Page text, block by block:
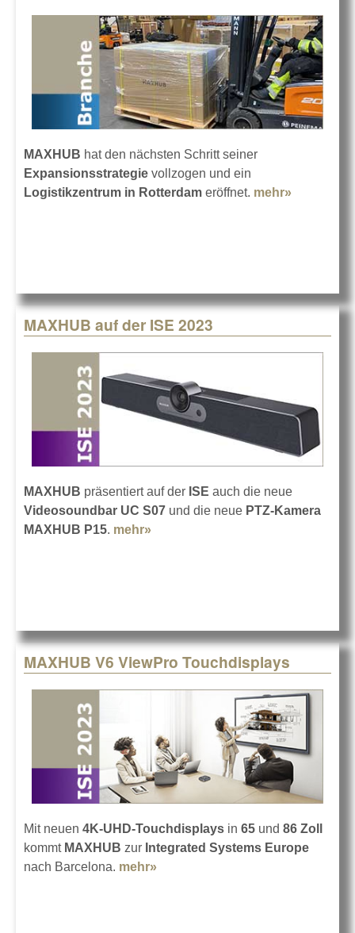
MAXHUB hat den nächsten Schritt seiner
Expansionsstrategie vollzogen und ein
Logistikzentrum in Rotterdam eröffnet. mehr»
MAXHUB auf der ISE 2023
MAXHUB präsentiert auf der ISE auch die neue
Videosoundbar UC S07 und die neue PTZ-Kamera
MAXHUB P15. mehr»
MAXHUB V6 ViewPro Touchdisplays
Mit neuen 4K-UHD-Touchdisplays in 65 und 86 Zoll
kommt MAXHUB zur Integrated Systems Europe
nach Barcelona. mehr»